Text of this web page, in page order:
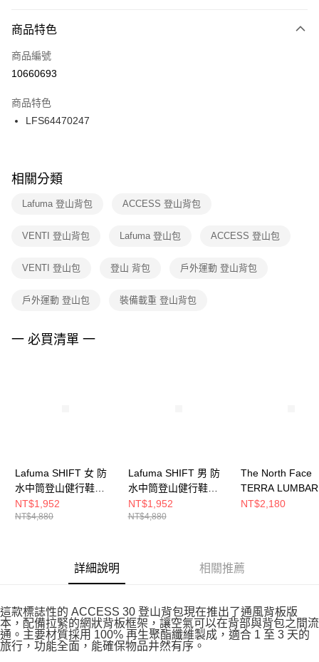
３．安心：先確認商品／服務後，再付款。
【「AFTEE先享後付」結帳流程】
１．於結帳方式選擇「AFTEE先享後付」後，將跳轉至「AFTEE先享後付」
２．訂單成立數日內，您將收到繳費通知簡訊。
３．收到繳費通知簡訊後14天內，點擊此簡訊中的連結，可透過四大超商／
ATM／網路銀行／等多元方式進行付款，方視為交易完成。
※ 交易是否成功請以「AFTEE先享後付 」之結帳頁面顯示為準，若有關於
是否繳費成功／繳費後需取消欲退款等相關疑問，請聯繫「AFTEE先享後付
客戶支援中心」https://netprotections.freshdesk.com/support/home
１．透過由恩沛科技股份有限公司提供之「AFTEE先享後付」服務完成之交
權轉讓予恩沛科技股份有限公司。
３．未成年的使用者請事先徵得法定代理人或監護人之同意方可使用
４．使用「AFTEE先享後付」時，將依據個別帳號之用戶狀況，依本公司即
每筆NT$100，滿NT$1,500(含以上)免運費
宅配
每筆NT$100，滿NT$1,500(含以上)免運費
付款後門市自取
每筆NT$100，滿NT$1,500(含以上)免運費
商品特色
商品編號
10660693
商品特色
LFS64470247
相關分類
Lafuma 登山背包 ACCESS 登山背包
VENTI 登山背包 Lafuma 登山包 ACCESS 登山包
VENTI 登山包 登山 背包 戶外運動 登山背包
戶外運動 登山包 裝備載重 登山背包
一 必買清單 一
Lafuma SHIFT 女 防
水中筒登山健行鞋
LFG22750247
NT$1,952
NT$4,880
Lafuma SHIFT 男 防
水中筒登山健行鞋
LFG22740247
NT$1,952
NT$4,880
The North Face
TERRA
男女 登山背包
NT$2,180
詳細說明 相關推薦
這款標誌性的 ACCESS 30 登山背包現在推出了通風背板版
本，配備拉緊的網狀背板框架，讓空氣可以在背部與背包之間流
通。主要材質採用 100% 再生聚酯纖維製成，適合 1 至 3 天的
旅行，功能全面，能確保物品井然有序。